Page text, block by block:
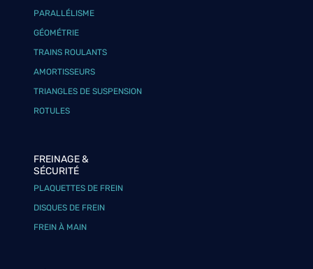
PARALLÉLISME
GÉOMÉTRIE
TRAINS ROULANTS
AMORTISSEURS
TRIANGLES DE SUSPENSION
ROTULES
FREINAGE &
SÉCURITÉ
PLAQUETTES DE FREIN
DISQUES DE FREIN
FREIN À MAIN